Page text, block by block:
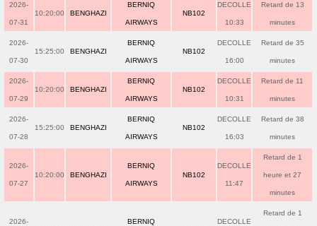
2026-
07-31
10:20:00 BENGHAZI
BERNIQ
AIRWAYS
NB102
DECOLLE
10:33
Retard de 13
minutes
2026-
07-30
15:25:00 BENGHAZI
BERNIQ
AIRWAYS
NB102
DECOLLE
16:00
Retard de 35
minutes
2026-
07-29
10:20:00 BENGHAZI
BERNIQ
AIRWAYS
NB102
DECOLLE
10:31
Retard de 11
minutes
2026-
07-28
15:25:00 BENGHAZI
BERNIQ
AIRWAYS
NB102
DECOLLE
16:03
Retard de 38
minutes
2026-
07-27
10:20:00 BENGHAZI
BERNIQ
AIRWAYS
NB102
DECOLLE
11:47
Retard de 1
heure et 27
minutes
2026- BERNIQ DECOLLE
Retard de 1